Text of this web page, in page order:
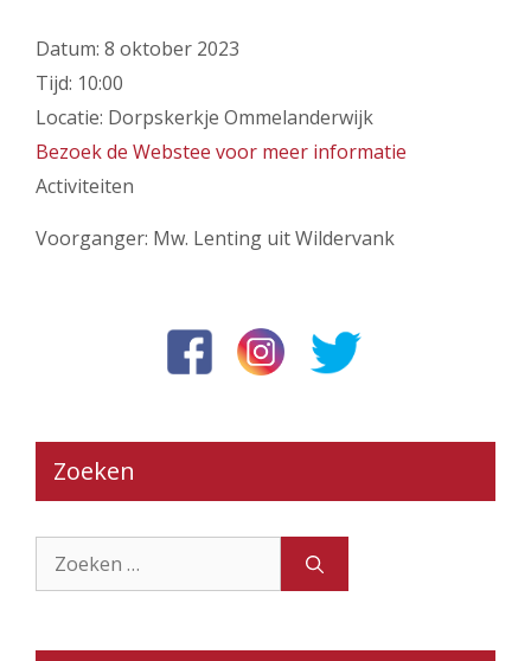
Datum: 8 oktober 2023
Tijd: 10:00
Locatie: Dorpskerkje Ommelanderwijk
Bezoek de Webstee voor meer informatie
Activiteiten
Voorganger: Mw. Lenting uit Wildervank
Zoeken
naar: